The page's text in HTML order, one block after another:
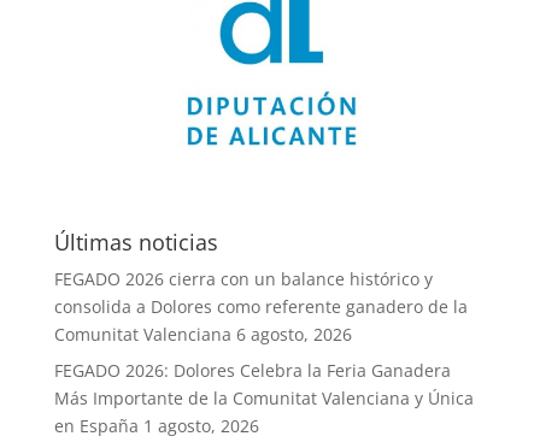
Últimas noticias
FEGADO 2026 cierra con un balance histórico y
consolida a Dolores como referente ganadero de la
Comunitat Valenciana 6 agosto, 2026
FEGADO 2026: Dolores Celebra la Feria Ganadera
Más Importante de la Comunitat Valenciana y Única
en España 1 agosto, 2026